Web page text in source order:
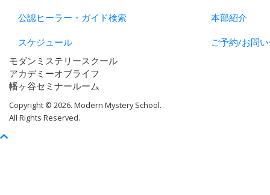
公認ヒーラー・ガイド検索
スケジュール
本部紹介
ご予約/お問
モダンミステリースクール
アカデミーオブライフ
幡ヶ谷セミナールーム
Copyright © 2026. Modern Mystery School.
All Rights Reserved.